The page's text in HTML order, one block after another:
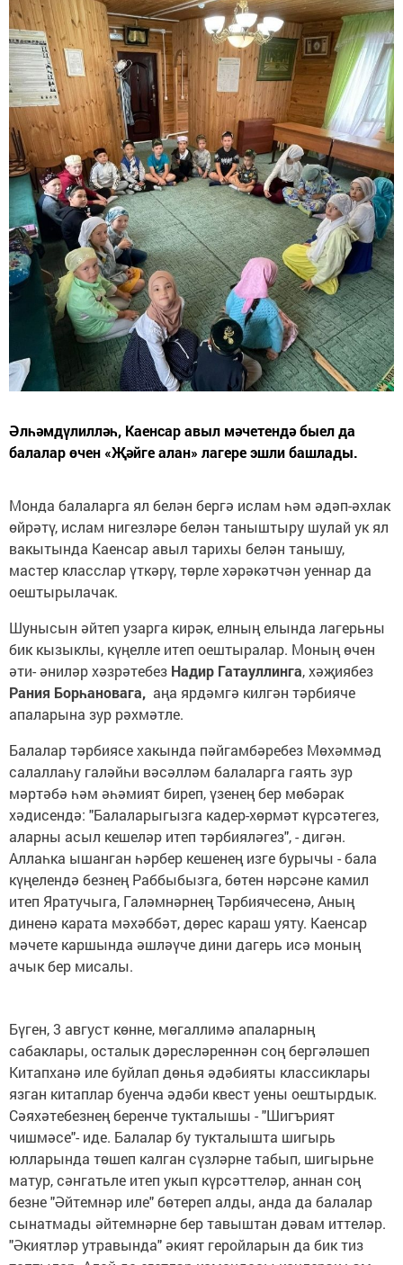
Әлһәмдүлилләһ, Каенсар авыл мәчетендә быел да
балалар өчен «Җәйге алан» лагере эшли башлады.
Монда балаларга ял белән бергә ислам һәм әдәп-әхлак
өйрәтү, ислам нигезләре белән таныштыру шулай ук ял
вакытында Каенсар авыл тарихы белән танышу,
мастер класслар үткәрү, төрле хәрәкәтчән уеннар да
оештырылачак.
Шунысын әйтеп узарга кирәк, елның елында лагерьны
бик кызыклы, күңелле итеп оештыралар. Моның өчен
әти- әниләр хәзрәтебез Надир Гатауллинга, хәҗиябез
Рания Борһановага, аңа ярдәмгә килгән тәрбияче
апаларына зур рәхмәтле.
Балалар тәрбиясе хакында пәйгамбәребез Мөхәммәд
салаллаһу галәйһи вәсәлләм балаларга гаять зур
мәртәбә һәм әһәмият биреп, үзенең бер мөбәрак
хәдисендә: "Балаларыгызга кадер-хөрмәт күрсәтегез,
аларны асыл кешеләр итеп тәрбияләгез", - дигән.
Аллаһка ышанган һәрбер кешенең изге бурычы - бала
күңелендә безнең Раббыбызга, бөтен нәрсәне камил
итеп Яратучыга, Галәмнәрнең Тәрбиячесенә, Аның
диненә карата мәхәббәт, дөрес караш уяту. Каенсар
мәчете каршында әшләүче дини дагерь исә моның
ачык бер мисалы.
Бүген, 3 август көнне, мөгаллимә апаларның
сабаклары, осталык дәресләреннән соң бергәләшеп
Китапханә иле буйлап дөнья әдәбияты классиклары
язган китаплар буенча әдәби квест уены оештырдык.
Сәяхәтебезнең беренче тукталышы - "Шигърият
чишмәсе"- иде. Балалар бу тукталышта шигырь
юлларында төшеп калган сүзләрне табып, шигырьне
матур, сәнгатьле итеп укып күрсәттеләр, аннан соң
безне "Әйтемнәр иле" бөтереп алды, анда да балалар
сынатмады әйтемнәрне бер тавыштан дәвам иттеләр.
"Әкиятләр утравында" әкият геройларын да бик тиз